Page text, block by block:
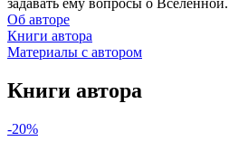
задавать ему вопросы о Вселенной.
Об авторе
Книги автора
Материалы с автором
Книги автора
-20%